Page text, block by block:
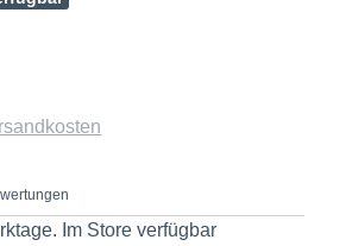
von 5 von 5 Sternen
Im Store verfügbar